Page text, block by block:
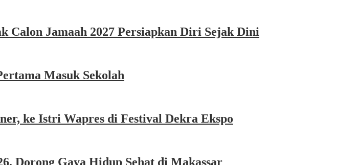
Calon Jamaah 2027 Persiapkan Diri Sejak Dini
Masuk Sekolah
ke Istri Wapres di Festival Dekra Ekspo
Dorong Gaya Hidup Sehat di Makassar